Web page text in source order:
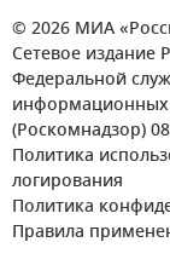
© 2026 МИА
Сетевое издание
Федеральной
информационных
(Роскомнадзор)
Политика
логирования
Политика
Правила